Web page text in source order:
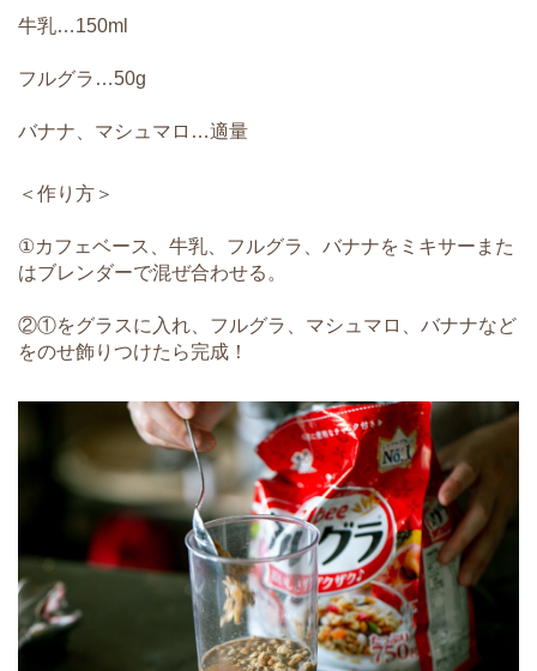
牛乳…150ml
フルグラ…50g
バナナ、マシュマロ…適量
＜作り方＞
①カフェベース、牛乳、フルグラ、バナナをミキサーまた
はブレンダーで混ぜ合わせる。
②①をグラスに入れ、フルグラ、マシュマロ、バナナなど
をのせ飾りつけたら完成！